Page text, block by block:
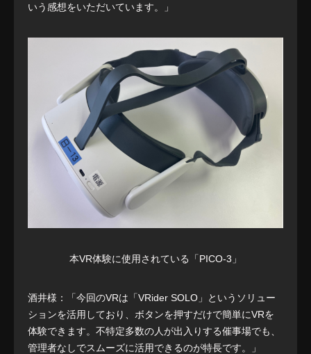
いう感想をいただいています。」
本VR体験に使用されている「PICO-3」
酒井様：「今回のVRは「VRider SOLO」というソリュー
ションを活用しており、ボタンを押すだけで簡単にVRを
体験できます。不特定多数の人が出入りする催事場でも、
管理者なしでスムーズに活用できるのが特長です。」